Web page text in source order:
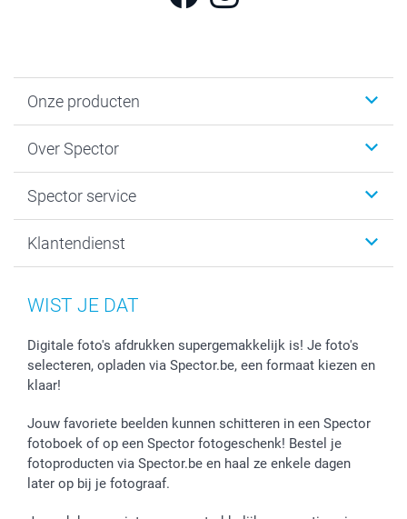
Onze producten
Kaartjes
Fotoboeken
Fotoprints, Fotoposter & Fotoalbum met fotoprints
Fotokaders, Decoratie en Snoepjes
Stickers en Etiketten
Over Spector
Sitemap
Privacybeleid
Spector service
smartbonus
Mijn orderstatus
Klantendienst
WIST JE DAT
Digitale foto's afdrukken supergemakkelijk is! Je foto's
selecteren, opladen via Spector.be, een formaat kiezen en
klaar!
Jouw favoriete beelden kunnen schitteren in een Spector
fotoboek of op een Spector fotogeschenk! Bestel je
fotoproducten via Spector.be en haal ze enkele dagen
later op bij je fotograaf.